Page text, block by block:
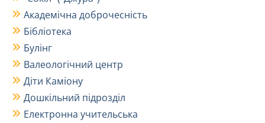
Академічна доброчесність
Бібліотека
Булінг
Валеологічний центр
Діти Каміону
Дошкільний підрозділ
Електронна учительська